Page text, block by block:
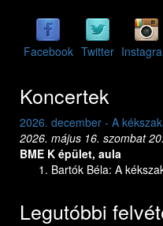
Facebook Twitter
Koncertek
2026. december - A
2026. május 16. szombat
BME K épület, aula
Bartók Béla: A
Legutóbbi